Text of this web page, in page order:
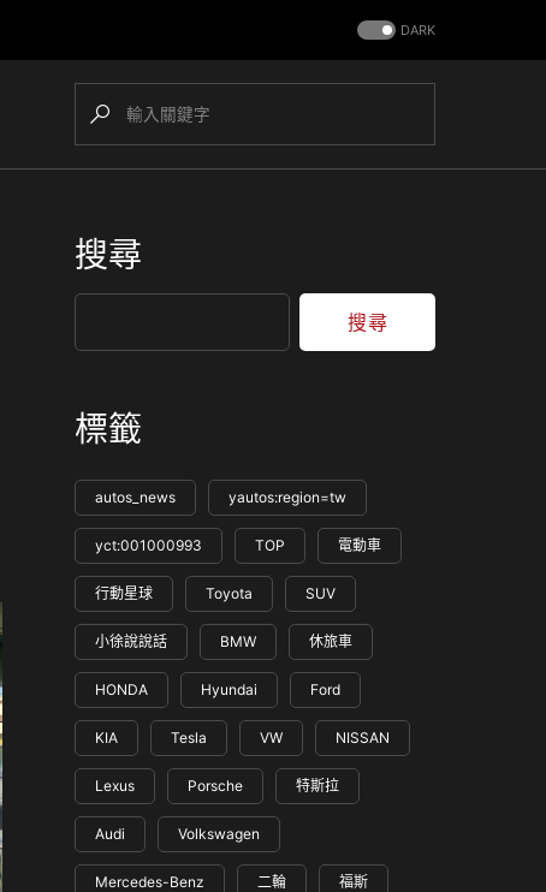
DARK
搜尋
搜尋
標籤
autos_news yautos:region=tw
yct:001000993 TOP 電動車
行動星球 Toyota SUV
小徐說說話 BMW 休旅車
HONDA Hyundai Ford
KIA Tesla VW NISSAN
Lexus Porsche 特斯拉
Audi Volkswagen
Mercedes-Benz 二輪 福斯